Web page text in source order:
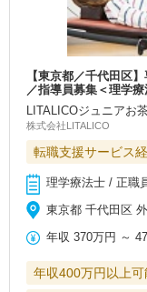
【東京都／千代田区
／指導員募集＜理学療
LITALICOジュニアお
株式会社LITALICO
転職支援サービス
理学療法士 / 正職
東京都 千代田区
年収 370万円 ～
年収400万円以上可